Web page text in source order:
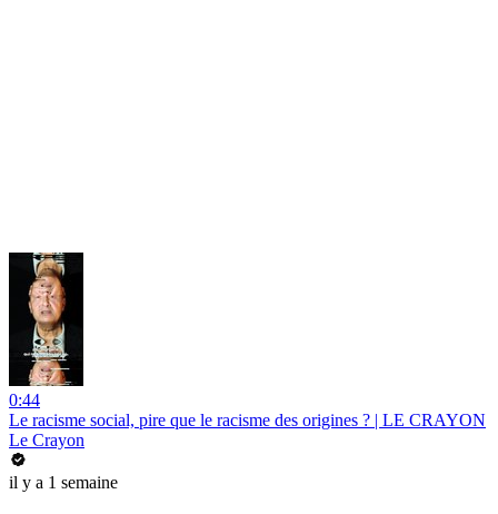
0:44
Le racisme social, pire que le racisme des origines ? | LE CRAYON
Le Crayon
il y a 1 semaine